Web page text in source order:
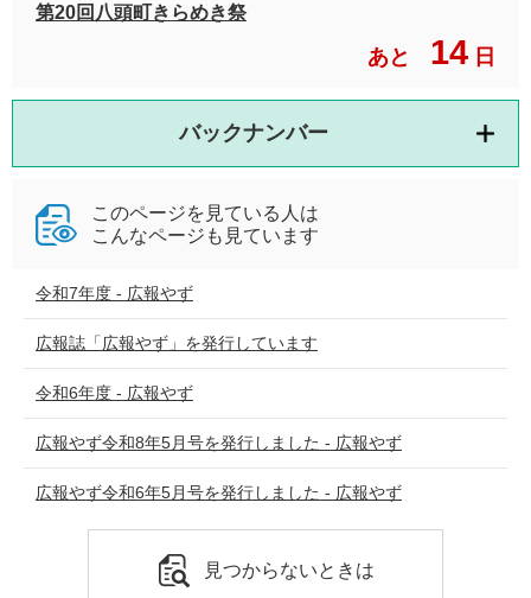
第20回八頭町きらめき祭
あと 14 日
バックナンバー
このページを見ている人は
こんなページも見ています
令和7年度 - 広報やず
広報誌「広報やず」を発行しています
令和6年度 - 広報やず
広報やず令和8年5月号を発行しました - 広報やず
広報やず令和6年5月号を発行しました - 広報やず
見つからないときは